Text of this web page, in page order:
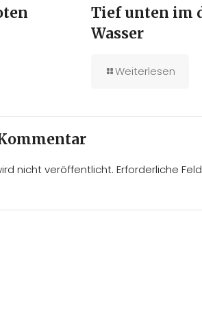
Tief unten im
Wasser
Weiterlesen
nicht veröffentlicht. Erforderliche